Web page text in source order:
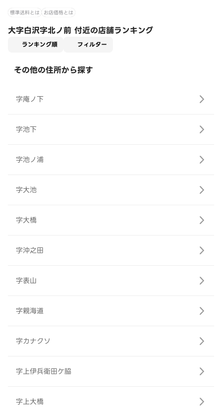
標準送料とは お店価格とは
大字白沢字北ノ前 付近の店舗ランキング
ランキング順 フィルター
その他の住所から探す
字庵ノ下
字池下
字池ノ浦
字大池
字大橋
字沖之田
字表山
字親海道
字カナクソ
字上伊兵衛田ケ脇
字上大橋